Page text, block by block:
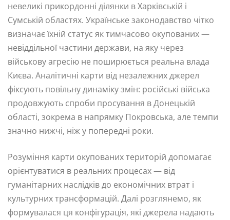
невеликі прикордонні ділянки в Харківській і
Сумській областях. Українське законодавство чітко
визначає їхній статус як тимчасово окупованих —
невіддільної частини держави, на яку через
військову агресію не поширюється реальна влада
Києва. Аналітичні карти від незалежних джерел
фіксують повільну динаміку змін: російські війська
продовжують спроби просування в Донецькій
області, зокрема в напрямку Покровська, але темпи
значно нижчі, ніж у попередні роки.
Розуміння карти окупованих територій допомагає
орієнтуватися в реальних процесах — від
гуманітарних наслідків до економічних втрат і
культурних трансформацій. Далі розглянемо, як
формувалася ця конфігурація, які джерела надають